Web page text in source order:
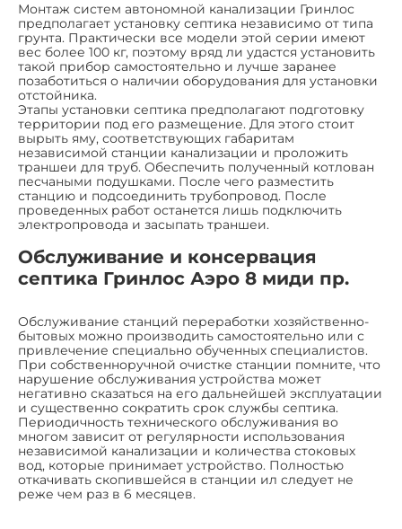
Монтаж систем автономной канализации Гринлос
предполагает установку септика независимо от типа
грунта. Практически все модели этой серии имеют
вес более 100 кг, поэтому вряд ли удастся установить
такой прибор самостоятельно и лучше заранее
позаботиться о наличии оборудования для установки
отстойника.
Этапы установки септика предполагают подготовку
территории под его размещение. Для этого стоит
вырыть яму, соответствующих габаритам
независимой станции канализации и проложить
траншеи для труб. Обеспечить полученный котлован
песчаными подушками. После чего разместить
станцию и подсоединить трубопровод. После
проведенных работ останется лишь подключить
электропровода и засыпать траншеи.
Обслуживание и консервация
септика Гринлос Аэро 8 миди пр.
Обслуживание станций переработки хозяйственно-
бытовых можно производить самостоятельно или с
привлечение специально обученных специалистов.
При собственноручной очистке станции помните, что
нарушение обслуживания устройства может
негативно сказаться на его дальнейшей эксплуатации
и существенно сократить срок службы септика.
Периодичность технического обслуживания во
многом зависит от регулярности использования
независимой канализации и количества стоковых
вод, которые принимает устройство. Полностью
откачивать скопившейся в станции ил следует не
реже чем раз в 6 месяцев.